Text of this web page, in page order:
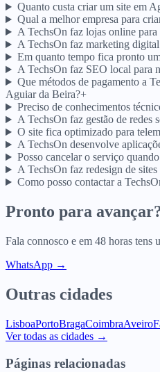
Quanto custa criar um site em
Qual a melhor empresa para
A TechsOn faz lojas online
A TechsOn faz marketing
Em quanto tempo fica pronto
A TechsOn faz SEO local para
Que métodos de pagamento a
Aguiar da Beira?+
Preciso de conhecimentos
A TechsOn faz gestão de redes
O site fica optimizado para
A TechsOn desenvolve
Posso cancelar o serviço
A TechsOn faz redesign de sites
Como posso contactar a
Pronto para
Fala connosco e em 48 horas tens
WhatsApp →
Outras cidades
LisboaPortoBragaCoimbraAveiro
Ver todas as cidades →
Páginas relacionadas